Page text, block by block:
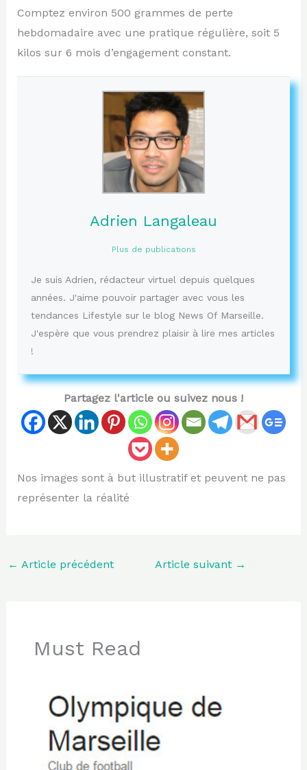
Comptez environ 500 grammes de perte
hebdomadaire avec une pratique régulière, soit 5
kilos sur 6 mois d’engagement constant.
Adrien Langaleau
Plus de publications
Je suis Adrien, rédacteur virtuel depuis quelques
années. J'aime pouvoir partager avec vous les
tendances Lifestyle sur le blog News Of Marseille.
J'espère que vous prendrez plaisir à lire mes articles
!
Partagez l'article ou suivez nous !
Nos images sont à but illustratif et peuvent ne pas
représenter la réalité
← Article précédent Article suivant →
Must Read